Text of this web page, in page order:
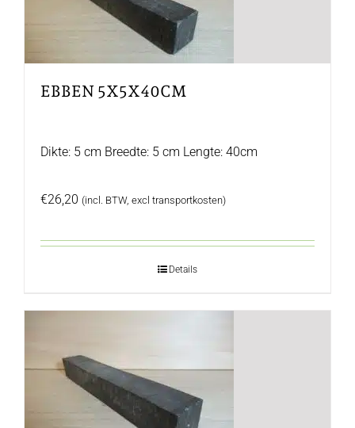
EBBEN 5X5X40CM
Dikte: 5 cm Breedte: 5 cm Lengte: 40cm
€26,20 (incl. BTW, excl transportkosten)
Details